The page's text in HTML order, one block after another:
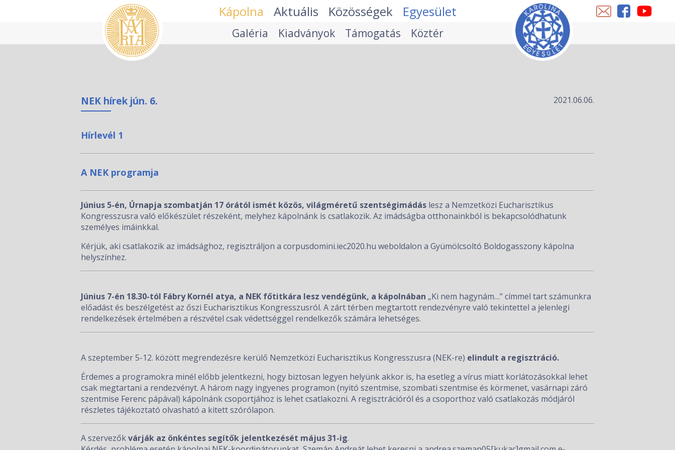
Kápolna Aktuális Közösségek Egyesület
Galéria Kiadványok Támogatás Köztér
NEK hírek jún. 6. 2021.06.06.
Hírlevél 1
A NEK programja
Június 5-én, Úrnapja szombatján 17 órától ismét közös, világméretű szentségimádás lesz a Nemzetközi Eucharisztikus
Kongresszusra való előkészület részeként, melyhez kápolnánk is csatlakozik. Az imádságba otthonainkból is bekapcsolódhatunk
személyes imáinkkal.
Kérjük, aki csatlakozik az imádsághoz, regisztráljon a corpusdomini.iec2020.hu weboldalon a Gyümölcsoltó Boldogasszony kápolna
helyszínhez.
Június 7-én 18.30-tól Fábry Kornél atya, a NEK főtitkára lesz vendégünk, a kápolnában „Ki nem hagynám…” címmel tart számunkra
előadást és beszélgetést az őszi Eucharisztikus Kongresszusról. A zárt térben megtartott rendezvényre való tekintettel a jelenlegi
rendelkezések értelmében a részvétel csak védettséggel rendelkezők számára lehetséges.
A szeptember 5-12. között megrendezésre kerülő Nemzetközi Eucharisztikus Kongresszusra (NEK-re) elindult a regisztráció.
Érdemes a programokra minél előbb jelentkezni, hogy biztosan legyen helyünk akkor is, ha esetleg a vírus miatt korlátozásokkal lehet
csak megtartani a rendezvényt. A három nagy ingyenes programon (nyitó szentmise, szombati szentmise és körmenet, vasárnapi záró
szentmise Ferenc pápával) kápolnánk csoportjához is lehet csatlakozni. A regisztrációról és a csoporthoz való csatlakozás módjáról
részletes tájékoztató olvasható a kitett szórólapon.
A szervezőkvárják az önkéntes segítők jelentkezését május 31-ig.